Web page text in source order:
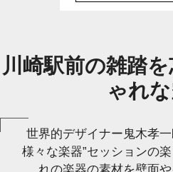
川崎駅前の雑踏
ゃれ
世界的デザイナー鬼木孝一
様々な楽器”セッションの
れの楽器の素材を壁面や